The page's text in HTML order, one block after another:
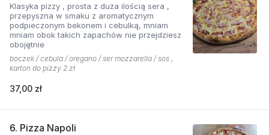
Klasyka pizzy , prosta z duża ilością sera ,
przepyszna w smaku z aromatycznym
podpieczonym bekonem i cebulką, mniam
mniam obok takich zapachów nie przejdziesz
obojętnie
boczek / cebula / oregano / ser mozzarella / sos ,
karton do pizzy 2 zł
37,00 zł
6. Pizza Napoli